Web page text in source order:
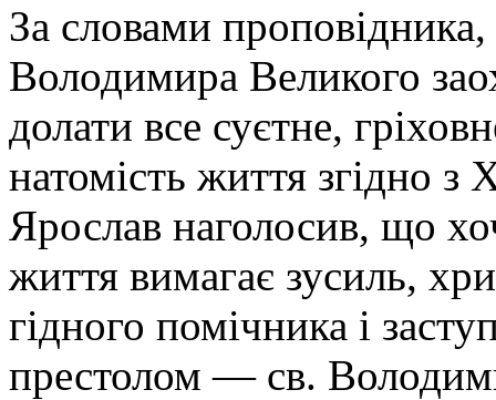
За словами проповідника,
Володимира Великого
долати все суєтне,
натомість життя згідно
Ярослав наголосив, що
життя вимагає зусиль,
гідного помічника і
престолом — св.